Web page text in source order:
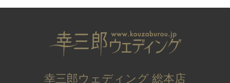
幸三郎ウェディング 総本店